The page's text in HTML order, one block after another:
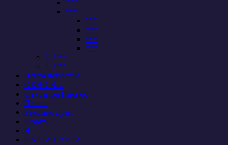
***
***
***
***
***
***
3. ***
4. ***
Лента новостей
ОКНО В…
Открытое Письмо
Планы
Рекомен-дуем
Форум
Я
КАРТА САЙТА